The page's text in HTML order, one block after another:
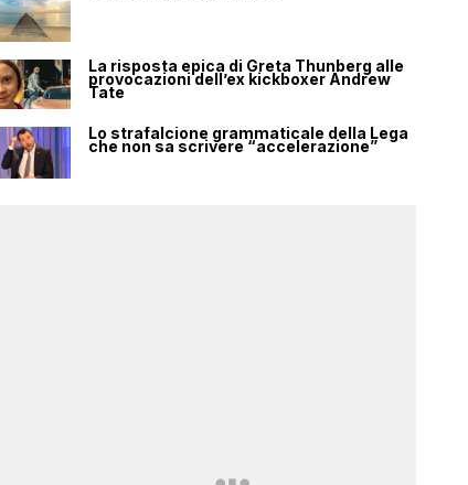
La risposta epica di Greta Thunberg alle
provocazioni dell’ex kickboxer Andrew
Tate
Lo strafalcione grammaticale della Lega
che non sa scrivere “accelerazione”